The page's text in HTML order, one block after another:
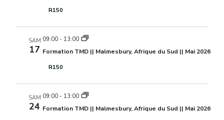
R150
SAM
17
09:00 - 13:00
Formation TMD || Malmesbury, Afrique du Sud || Mai 2026
R150
SAM
24
09:00 - 13:00
Formation TMD || Malmesbury, Afrique du Sud || Mai 2026